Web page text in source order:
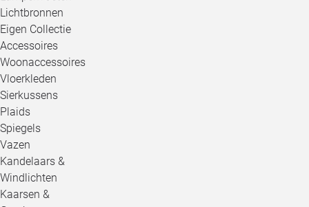
Lichtbronnen
Eigen Collectie
Accessoires
Woonaccessoires
Vloerkleden
Sierkussens
Plaids
Spiegels
Vazen
Kandelaars &
Windlichten
Kaarsen &